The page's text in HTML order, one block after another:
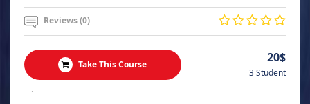
Reviews (0)
Take This Course 20$
3 Student
.